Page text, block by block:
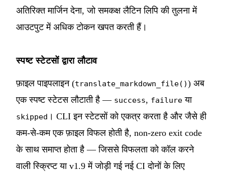
अतिरिक्त मार्जिन देना, जो समकक्ष लैटिन लिपि की तुलना में
आउटपुट में अधिक टोकन खपत करती हैं।
स्पष्ट स्टेटसों द्वारा लौटाव
फ़ाइल पाइपलाइन (translate_markdown_file()) अब
एक स्पष्ट स्टेटस लौटाती है — success, failure या
skipped । CLI इन स्टेटसों को एकत्र करता है और जैसे ही
कम-से-कम एक फ़ाइल विफल होती है, non-zero exit code
के साथ समाप्त होता है — जिससे विफलता को कॉल करने
वाली स्क्रिप्ट या v1.9 में जोड़ी गई नई CI दोनों के लिए